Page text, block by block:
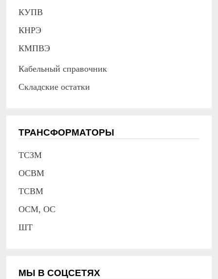
КУПВ
КНРЭ
КМПВЭ
Кабельный справочник
Складские остатки
ТРАНСФОРМАТОРЫ
ТСЗМ
ОСВМ
ТСВМ
ОСМ, ОС
ШТ
МЫ В СОЦСЕТЯХ